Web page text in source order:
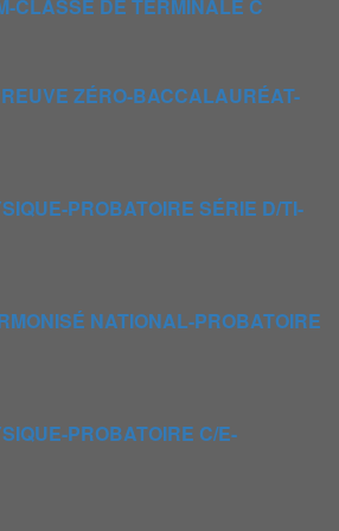
CLASSE DE TERMINALE C
ZÉRO-BACCALAURÉAT-
PROBATOIRE SÉRIE D/TI-
NATIONAL-PROBATOIRE
PROBATOIRE C/E-